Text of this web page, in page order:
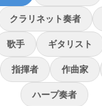
クラリネット奏者
歌手 ギタリスト
指揮者 作曲家
ハープ奏者